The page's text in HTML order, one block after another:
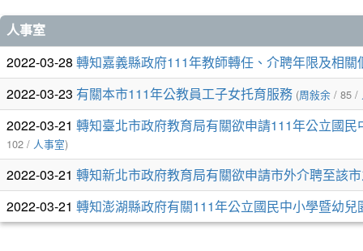
文
章
列
表
人事室
2022-03-28 轉知嘉義縣政府111年教師轉任、介聘年限及相關
2022-03-23 有關本市111年公教員工子女托育服務 (周敍余 / 85 /
2022-03-21 轉知臺北市政府教育局有關欲申請111年公立國
102 / 人事室)
2022-03-21 轉知新北市政府教育局有關欲申請市外介聘至該
2022-03-21 轉知澎湖縣政府有關111年公立國民中小學暨幼